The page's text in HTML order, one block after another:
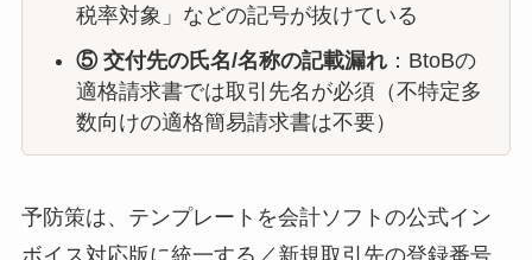
税率対象」などの記号が抜けている
⑤ 交付先の氏名/名称の記載漏れ：BtoBの
適格請求書では取引先名が必須（不特定多
数向けの適格簡易請求書は不要）
予防策は、テンプレートを会計ソフトの公式イン
ボイス対応版に統一する／新規取引先の登録番号